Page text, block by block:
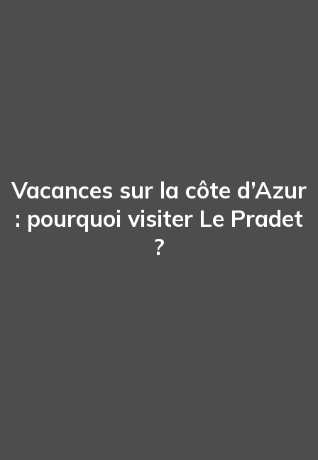
Vacances sur la côte d’Azur
: pourquoi visiter Le Pradet
?